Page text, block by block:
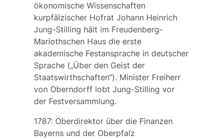
ökonomische Wissenschaften
kurpfälzischer Hofrat Johann Heinrich
Jung-Stilling hält im Freudenberg-
Mariothschen Haus die erste
akademische Festansprache in deutscher
Sprache („Über den Geist der
Staatswirthschaften“). Minister Freiherr
von Oberndorff lobt Jung-Stilling vor
der Festversammlung.
1787: Oberdirektor über die Finanzen
Bayerns und der Oberpfalz